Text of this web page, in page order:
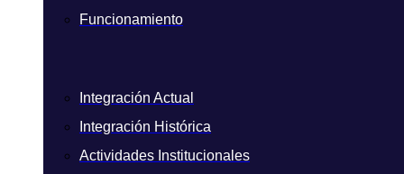
Funcionamiento
Integración Actual
Integración Histórica
Actividades Institucionales